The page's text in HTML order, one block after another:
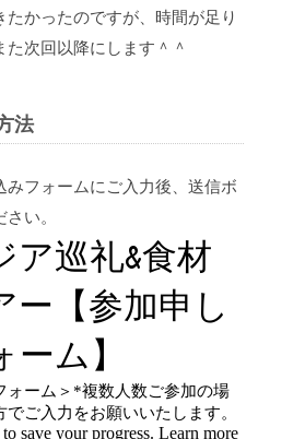
たかったのですが、時間が足り
た次回以降にします＾＾
法
みフォームにご入力後、送信ボ
い。